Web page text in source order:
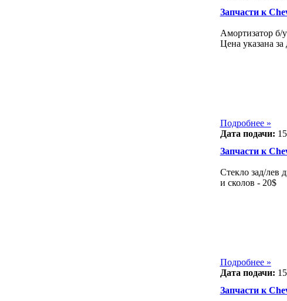
Запчасти к
Амортизатор б/
Цена указана
Подробнее »
Дата подачи:
Запчасти к
Стекло зад/лев
и сколов - 20$
Подробнее »
Дата подачи:
Запчасти к